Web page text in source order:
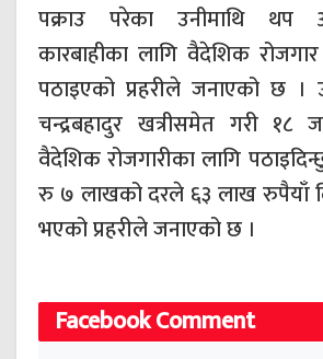
पक्राउ परेका उनीमाथि थप
कारबाहीका लागि वैदेशिक
पठाइएको प्रहरीले जनाएको छ
चन्द्रबहादुर खत्रीसमेत गरी १८
वैदेशिक रोजगारीका लागि
रु ७ लाखको दरले ६३ लाख रुपैयाँ
भएको प्रहरीले जनाएको छ ।
Facebook Comment